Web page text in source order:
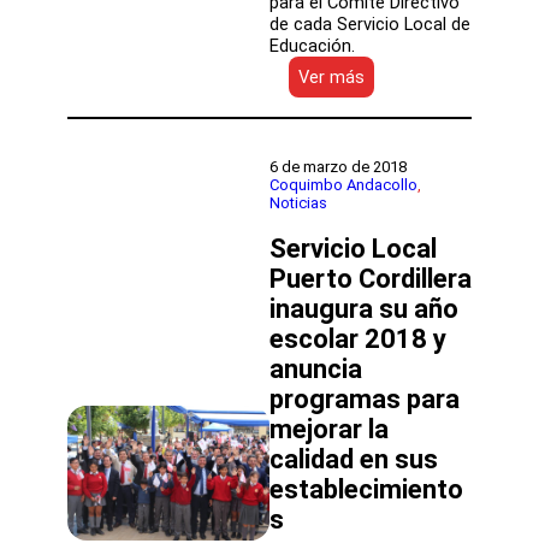
de cada Servicio Local de
Educación.
Ver más
Se
inician
elecciones
de
madres,
padres
y
apoderados
para
Directivo
de
los
Servicios
Locales
6 de marzo de 2018
Coquimbo Andacollo
Noticias
Servicio Local
Puerto Cordillera
inaugura su año
escolar 2018 y
anuncia
programas para
mejorar la
calidad en sus
establecimiento
s